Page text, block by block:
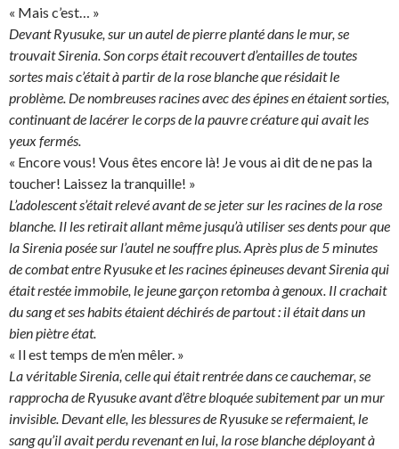
« Mais c’est… »
Devant Ryusuke, sur un autel de pierre planté dans le mur, se
trouvait Sirenia. Son corps était recouvert d’entailles de toutes
sortes mais c’était à partir de la rose blanche que résidait le
problème. De nombreuses racines avec des épines en étaient sorties,
continuant de lacérer le corps de la pauvre créature qui avait les
yeux fermés.
« Encore vous! Vous êtes encore là! Je vous ai dit de ne pas la
toucher! Laissez la tranquille! »
L’adolescent s’était relevé avant de se jeter sur les racines de la rose
blanche. Il les retirait allant même jusqu’à utiliser ses dents pour que
la Sirenia posée sur l’autel ne souffre plus. Après plus de 5 minutes
de combat entre Ryusuke et les racines épineuses devant Sirenia qui
était restée immobile, le jeune garçon retomba à genoux. Il crachait
du sang et ses habits étaient déchirés de partout : il était dans un
bien piètre état.
« Il est temps de m’en mêler. »
La véritable Sirenia, celle qui était rentrée dans ce cauchemar, se
rapprocha de Ryusuke avant d’être bloquée subitement par un mur
invisible. Devant elle, les blessures de Ryusuke se refermaient, le
sang qu’il avait perdu revenant en lui, la rose blanche déployant à